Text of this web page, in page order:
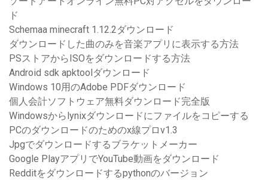
ド
Schemaa minecraft 1.12.2ダウンロード
ダウンロードした曲のみを音楽アプリに表示する方法
PSストアからISOをダウンロードする方法
Android sdk apktoolダウンロード
Windows 10用のAdobe PDFダウンロード
個人会計ソフトウェア無料ダウンロード完全版
Windowsからlynixダウンロードにファイルをコピーする
PCのダウンロードのためのx線プロv1.3
Jpgでダウンロードするブラケットメーカー
Google PlayアプリでYouTube動画をダウンロード
Redditをダウンロードするpythonのバージョン